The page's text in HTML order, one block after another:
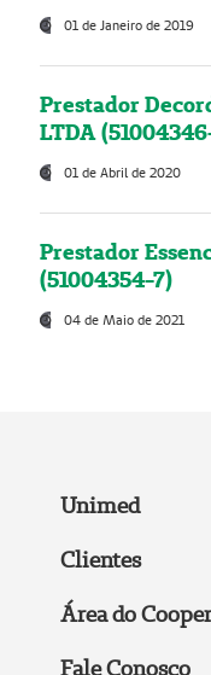
01 de Janeiro de 2019
Prestador
LTDA
01 de Abril de 2020
Prestador
(51004354-7)
04 de Maio de 2021
Unimed
Clientes
Área do
Fale Conosco